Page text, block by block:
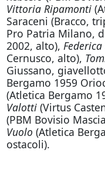
Vittoria Ripamonti
Saraceni (Bracco,
Pro Patria Milano,
2002, alto),
Cernusco, alto),
Giussano,
Bergamo 1959
(Atletica Bergamo
Valotti(Virtus
(PBM Bovisio
Vuolo (Atletica
ostacoli).